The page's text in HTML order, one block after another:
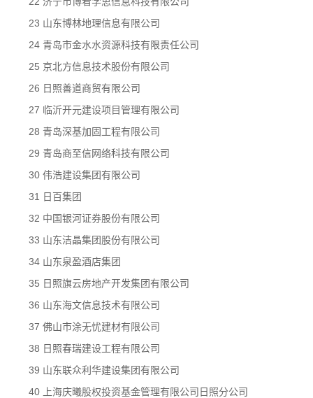
23 山东博林地理信息有限公司
24 青岛市金水水资源科技有限责任公司
25 京北方信息技术股份有限公司
26 日照善道商贸有限公司
27 临沂开元建设项目管理有限公司
28 青岛深基加固工程有限公司
29 青岛商至信网络科技有限公司
30 伟浩建设集团有限公司
31 日百集团
32 中国银河证券股份有限公司
33 山东洁晶集团股份有限公司
34 山东泉盈酒店集团
35 日照旗云房地产开发集团有限公司
36 山东海文信息技术有限公司
37 佛山市涂无忧建材有限公司
38 日照春瑞建设工程有限公司
39 山东联众利华建设集团有限公司
40 上海庆曦股权投资基金管理有限公司日照分公司